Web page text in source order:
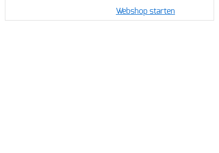
Webshop starten